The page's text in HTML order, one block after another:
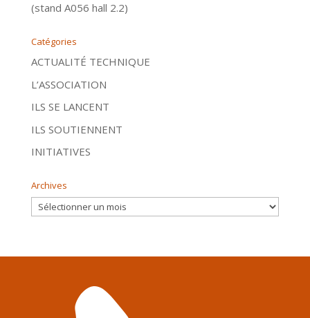
(stand A056 hall 2.2)
Catégories
ACTUALITÉ TECHNIQUE
L’ASSOCIATION
ILS SE LANCENT
ILS SOUTIENNENT
INITIATIVES
Archives
Archives